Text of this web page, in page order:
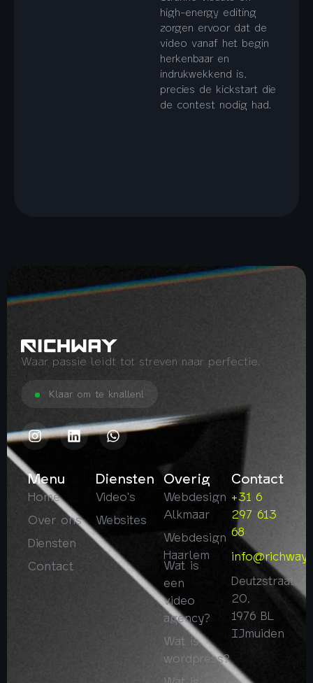
high-energy editing
zorgen ervoor dat de
video vanaf het begin
herkenbaar en
indrukwekkend is,
precies de kickstart die
de contest nodig had.
Waar passie leidt tot streven naar perfectie.
Klaar om te knallen!
Menu
Home
Over ons
Diensten
Contact
Diensten
Video's
Websites
Overig
Webdesign
Alkmaar
Webdesign
Haarlem
Wat is
een
video
agency?
Wat is
wordpress?
Contact
+31 6
297 613
68
Deutzstraat
20,
1976 BL
IJmuiden